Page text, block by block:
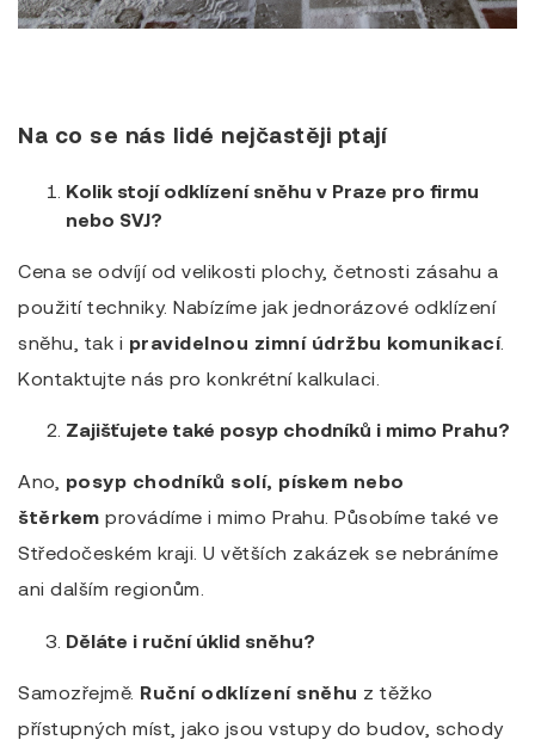
Na co se nás lidé nejčastěji ptají
Kolik stojí odklízení sněhu v Praze pro firmu
nebo SVJ?
Cena se odvíjí od velikosti plochy, četnosti zásahu a
použití techniky. Nabízíme jak jednorázové odklízení
sněhu, tak i pravidelnou zimní údržbu komunikací.
Kontaktujte nás pro konkrétní kalkulaci.
Zajišťujete také posyp chodníků i mimo Prahu?
Ano, posyp chodníků solí, pískem nebo
štěrkem provádíme i mimo Prahu. Působíme také ve
Středočeském kraji. U větších zakázek se nebráníme
ani dalším regionům.
Děláte i ruční úklid sněhu?
Samozřejmě. Ruční odklízení sněhu z těžko
přístupných míst, jako jsou vstupy do budov, schody